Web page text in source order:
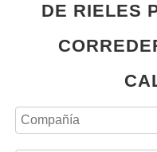
DE RIELES